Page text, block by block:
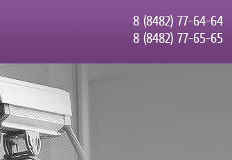
8 (8482) 77-64-64
8 (8482) 77-65-65